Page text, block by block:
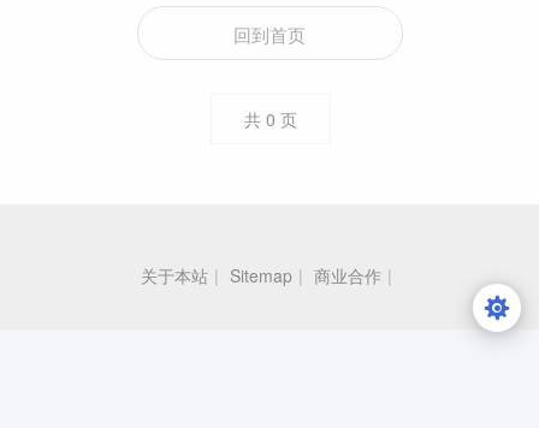
回到首页
共 0 页
关于本站 | Sitemap | 商业合作 |